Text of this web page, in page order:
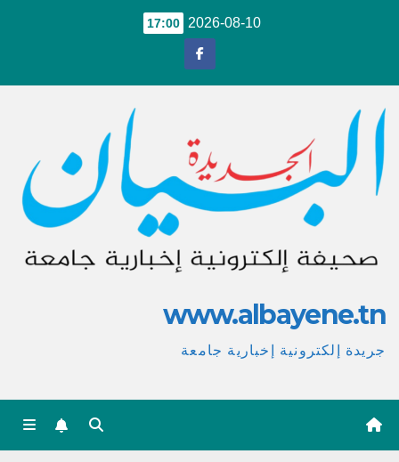
2026-08-10
17:00
www.albayene.tn
جريدة إلكترونية إخبارية جامعة